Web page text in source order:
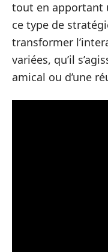
tout en apportant
ce type de
transformer
variées, qu’il
amical ou d’une